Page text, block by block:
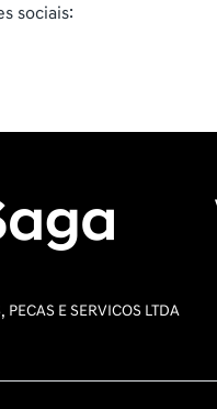
sociais:
E SERVICOS LTDA